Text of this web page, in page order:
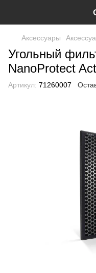
Аксессуары
Угольный
NanoProtect
Артикул: 71260007